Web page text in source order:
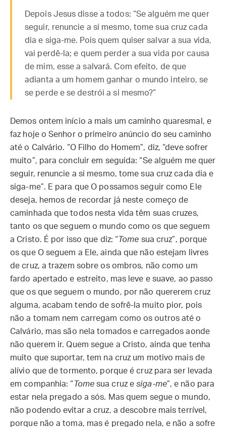
Depois Jesus disse a todos: “Se alguém me quer
seguir, renuncie a si mesmo, tome sua cruz cada
dia e siga-me. Pois quem quiser salvar a sua vida,
vai perdê-la; e quem perder a sua vida por causa
de mim, esse a salvará. Com efeito, de que
adianta a um homem ganhar o mundo inteiro, se
se perde e se destrói a si mesmo?”
Demos ontem início a mais um caminho quaresmal, e
faz hoje o Senhor o primeiro anúncio do seu caminho
até o Calvário. “O Filho do Homem”, diz, “deve sofrer
muito”, para concluir em seguida: “Se alguém me quer
seguir, renuncie a si mesmo, tome sua cruz cada dia e
siga-me”. E para que O possamos seguir como Ele
deseja, hemos de recordar já neste começo de
caminhada que todos nesta vida têm suas cruzes,
tanto os que seguem o mundo como os que seguem
a Cristo. É por isso que diz: “ Tome sua cruz”, porque
os que O seguem a Ele, ainda que não estejam livres
de cruz, a trazem sobre os ombros, não como um
fardo apertado e estreito, mas leve e suave, ao passo
que os que seguem o mundo, por não quererem cruz
alguma, acabam tendo de sofrê-la muito pior, pois
não a tomam nem carregam como os outros até o
Calvário, mas são nela tomados e carregados aonde
não querem ir. Quem segue a Cristo, ainda que tenha
muito que suportar, tem na cruz um motivo mais de
alívio que de tormento, porque é cruz para ser levada
em companhia: “ Tomesua cruz esiga-me”, e não para
estar nela pregado a sós. Mas quem segue o mundo,
não podendo evitar a cruz, a descobre mais terrível,
porque não a toma, mas é pregado nela, e não a sofre